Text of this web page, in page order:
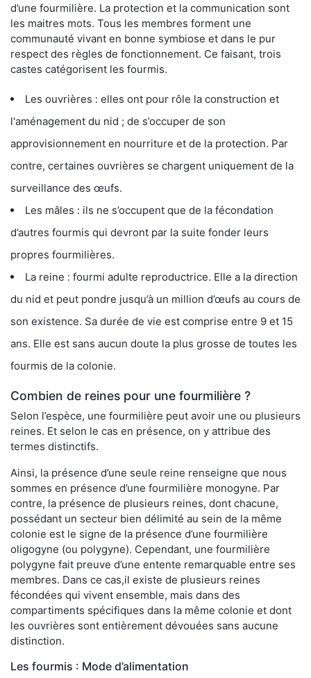
d’une fourmilière. La protection et la communication sont
les maitres mots. Tous les membres forment une
communauté vivant en bonne symbiose et dans le pur
respect des règles de fonctionnement. Ce faisant, trois
castes catégorisent les fourmis.
Les ouvrières : elles ont pour rôle la construction et
l'aménagement du nid ; de s’occuper de son
approvisionnement en nourriture et de la protection. Par
contre, certaines ouvrières se chargent uniquement de la
surveillance des œufs.
Les mâles : ils ne s’occupent que de la fécondation
d’autres fourmis qui devront par la suite fonder leurs
propres fourmilières.
La reine : fourmi adulte reproductrice. Elle a la direction
du nid et peut pondre jusqu’à un million d’œufs au cours de
son existence. Sa durée de vie est comprise entre 9 et 15
ans. Elle est sans aucun doute la plus grosse de toutes les
fourmis de la colonie.
Combien de reines pour une fourmilière ?
Selon l’espèce, une fourmilière peut avoir une ou plusieurs
reines. Et selon le cas en présence, on y attribue des
termes distinctifs.
Ainsi, la présence d’une seule reine renseigne que nous
sommes en présence d’une fourmilière monogyne. Par
contre, la présence de plusieurs reines, dont chacune,
possédant un secteur bien délimité au sein de la même
colonie est le signe de la présence d’une fourmilière
oligogyne (ou polygyne). Cependant, une fourmilière
polygyne fait preuve d’une entente remarquable entre ses
membres. Dans ce cas,il existe de plusieurs reines
fécondées qui vivent ensemble, mais dans des
compartiments spécifiques dans la même colonie et dont
les ouvrières sont entièrement dévouées sans aucune
distinction.
Les fourmis : Mode d’alimentation